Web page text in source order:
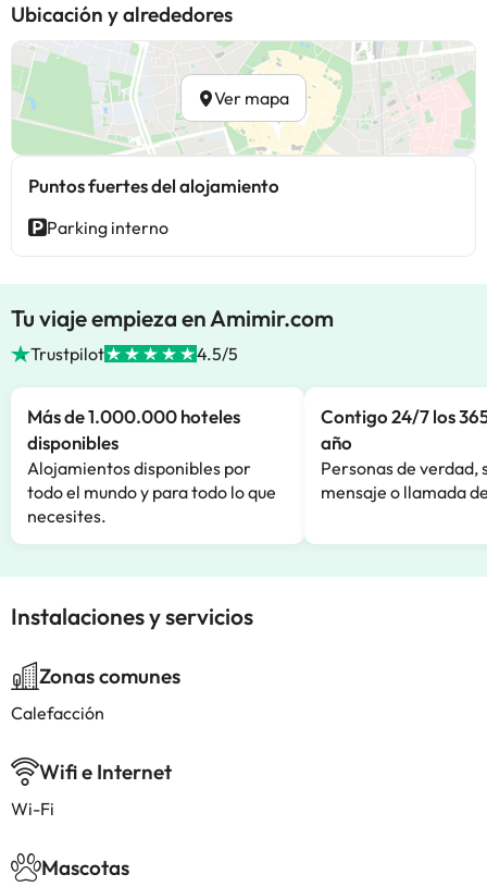
Ubicación y alrededores
Ver mapa
Puntos fuertes del alojamiento
Parking interno
Tu viaje empieza en Amimir.com
Trustpilot 4.5/5
Más de 1.000.000 hoteles
disponibles
Alojamientos disponibles por
todo el mundo y para todo lo que
necesites.
Contigo 24/7 los
año
Personas de verdad,
mensaje o llamada
Instalaciones y servicios
Zonas comunes
Calefacción
Wifi e Internet
Wi-Fi
Mascotas